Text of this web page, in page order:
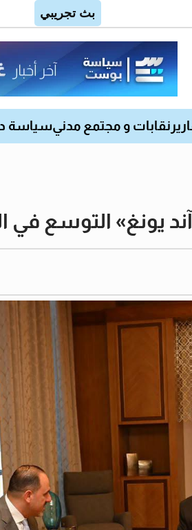
نقابات و مجتمع مدنيسياسة
يونغ» التوسع في